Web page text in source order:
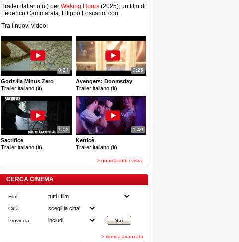
Trailer italiano (it) per Waking Hours (2025), un film di
Federico Cammarata, Filippo Foscarini con .
Tra i nuovi video:
0:34
Godzilla Minus Zero
Trailer italiano (it)
2:25
Avengers: Doomsday
Trailer italiano (it)
1:03
Sacrifice
Trailer italiano (it)
1:49
Ketticè
Trailer italiano (it)
> guarda tutti i video
CERCA CINEMA
Film:
Città:
Provincia:
> ricerca avanzata